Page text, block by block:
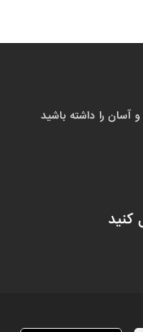
آسان را داشته باشید
کنید